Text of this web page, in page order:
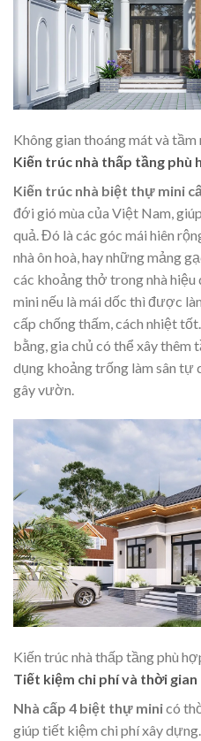
Không gian thoáng mát và tầm
Kiến trúc nhà thấp tầng phù
Kiến trúc nhà biệt thự mini
đới gió mùa của Việt Nam,
quả. Đó là các góc mái hiên
nhà ôn hoà, hay những mảng
các khoảng thở trong nhà hiệu
mini nếu là mái dốc thì được
cấp chống thấm, cách nhiệt
bằng, gia chủ có thể xây thêm
dụng khoảng trống làm sân tự
gây vườn.
Kiến trúc nhà thấp tầng phù
Tiết kiệm chi phí và thời gian
Nhà cấp 4 biệt thự minicó
giúp tiết kiệm chi phí xây